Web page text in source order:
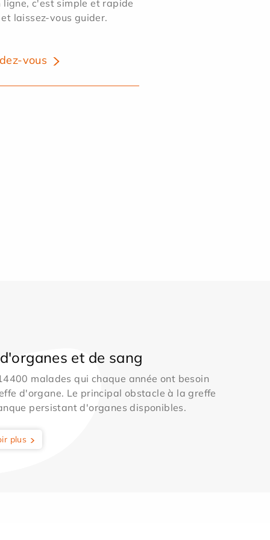
ligne, c'est simple et rapide
laissez-vous guider.
vous
et de sang
malades qui chaque année ont besoin
d'organe. Le principal obstacle à la greffe
persistant d'organes disponibles.
plus